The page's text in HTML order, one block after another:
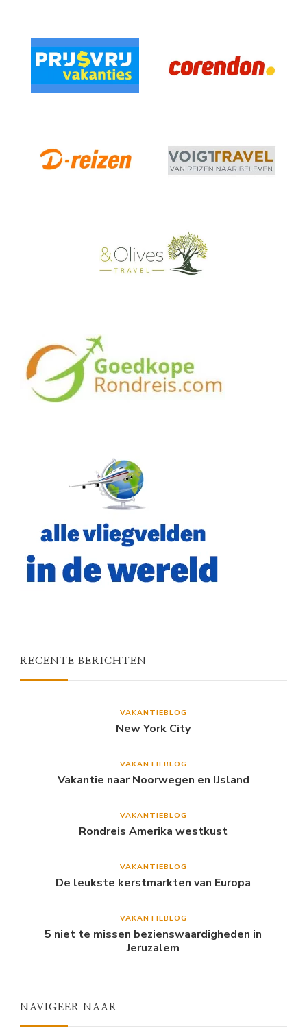
RECENTE BERICHTEN
VAKANTIEBLOG
New York City
VAKANTIEBLOG
Vakantie naar Noorwegen en IJsland
VAKANTIEBLOG
Rondreis Amerika westkust
VAKANTIEBLOG
De leukste kerstmarkten van Europa
VAKANTIEBLOG
5 niet te missen bezienswaardigheden in
Jeruzalem
NAVIGEER NAAR